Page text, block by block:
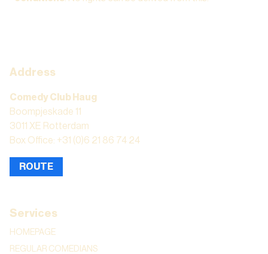
Address
Comedy Club Haug
Boompjeskade 11
3011 XE Rotterdam
Box Office: +31 (0)6 21 86 74 24
ROUTE
Services
HOMEPAGE
REGULAR COMEDIANS